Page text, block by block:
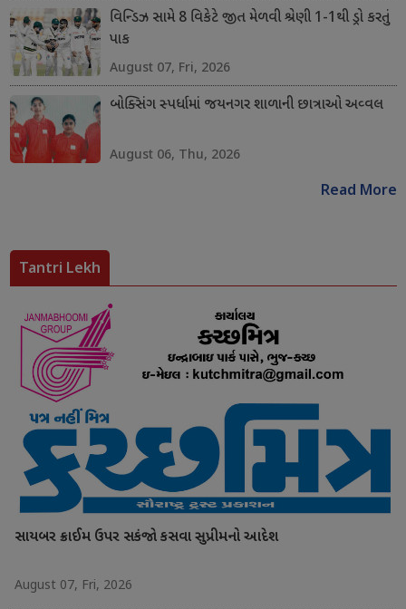
વિન્ડિઝ સામે 8 વિકેટે જીત મેળવી શ્રેણી 1-1થી ડ્રો કરતું
પાક
August 07, Fri, 2026
બોક્સિંગ સ્પર્ધામાં જયનગર શાળાની છાત્રાઓ અવ્વલ
August 06, Thu, 2026
Read More
Tantri Lekh
સાયબર ક્રાઈમ ઉપર સકંજો કસવા સુપ્રીમનો આદેશ
August 07, Fri, 2026